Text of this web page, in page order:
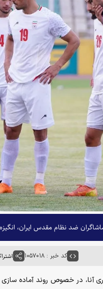
ضد نظام مقدس ایران،
کد خبر : ۱۰۵۷۰۱۸